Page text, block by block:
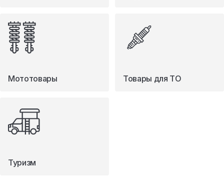
Мототовары Товары для ТО
Туризм